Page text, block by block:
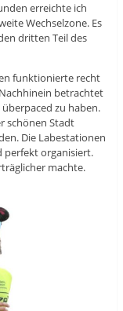
erreichte ich
Wechselzone. Es
dritten Teil des
funktionierte recht
betrachtet
zu haben.
schönen Stadt
Die Labestationen
perfekt organisiert.
machte.